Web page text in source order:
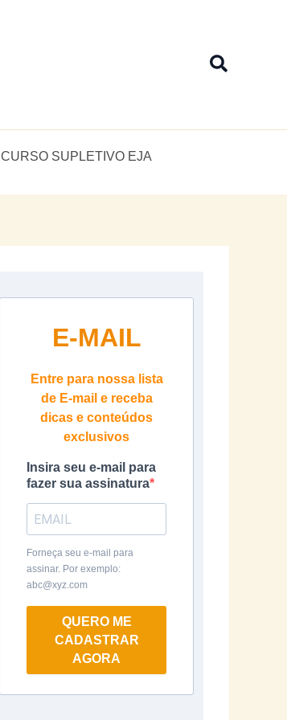
CURSO SUPLETIVO EJA
E-MAIL
Entre para nossa lista
de E-mail e receba
dicas e conteúdos
exclusivos
Insira seu e-mail para
fazer sua assinatura
Forneça seu e-mail para
assinar. Por exemplo:
abc@xyz.com
QUERO ME
CADASTRAR
AGORA